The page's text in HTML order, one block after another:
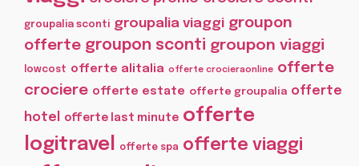
groupalia sconti groupalia viaggi groupon
offerte groupon sconti groupon viaggi
lowcost offerte alitalia offerte crocieraonline offerte
crociere offerte estate offerte groupalia offerte
hotel
offerte last minute offerte
logitravel
offerte spa offerte viaggi